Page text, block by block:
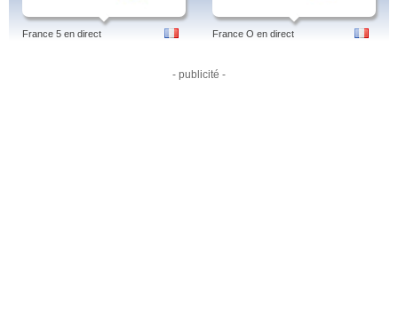
France 5 en direct France O en direct
- publicité -